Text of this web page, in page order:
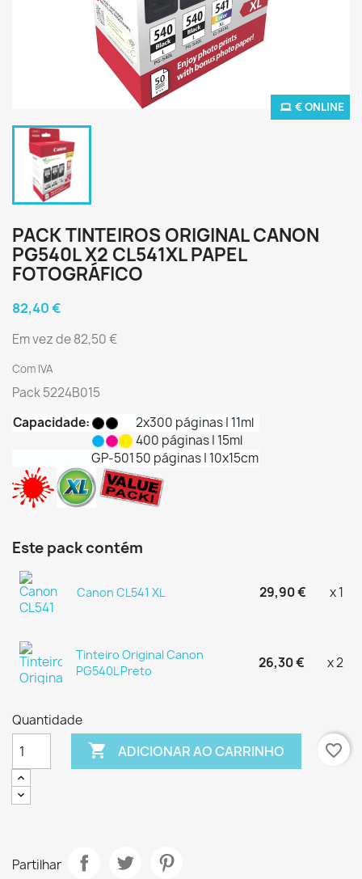
€ ONLINE
PACK TINTEIROS ORIGINAL CANON
PG540L X2 CL541XL PAPEL
FOTOGRÁFICO
82,40 €
Em vez de 82,50 €
Com IVA
Pack 5224B015
Capacidade:
2x300 páginas | 11ml
400 páginas | 15ml
GP-50150 páginas | 10x15cm
Este pack contém
Canon CL541 XL 29,90 € x 1
Tinteiro Original Canon
PG540L Preto
26,30 € x 2
Quantidade
 ADICIONAR AO CARRINHO favorite_border
Partilhar